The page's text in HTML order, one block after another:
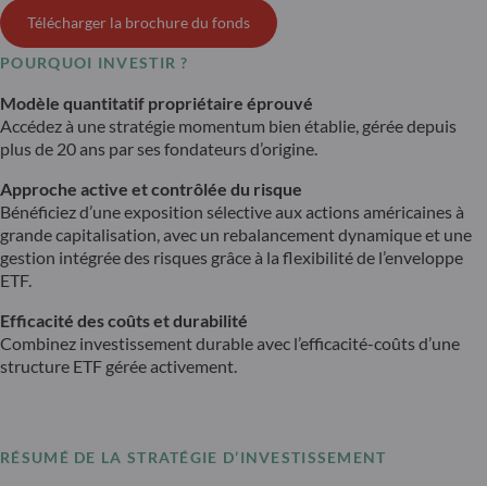
Télécharger la brochure du fonds
POURQUOI INVESTIR ?
Modèle quantitatif propriétaire éprouvé
Accédez à une stratégie momentum bien établie, gérée depuis
plus de 20 ans par ses fondateurs d’origine.
Approche active et contrôlée du risque
Bénéficiez d’une exposition sélective aux actions américaines à
grande capitalisation, avec un rebalancement dynamique et une
gestion intégrée des risques grâce à la flexibilité de l’enveloppe
ETF.
Efficacité des coûts et durabilité
Combinez investissement durable avec l’efficacité-coûts d’une
structure ETF gérée activement.
RÉSUMÉ DE LA STRATÉGIE D’INVESTISSEMENT